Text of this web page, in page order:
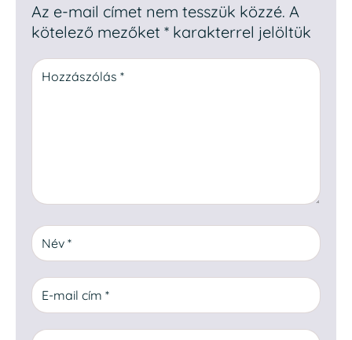
Az e-mail címet nem tesszük közzé. A
kötelező mezőket * karakterrel jelöltük